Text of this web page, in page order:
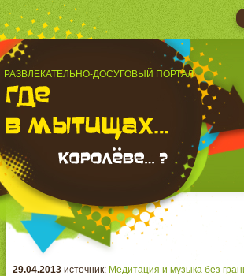
РАЗВЛЕКАТЕЛЬНО-ДОСУГОВЫЙ ПОРТАЛ
29.04.2013источник: Медитация и музыка без